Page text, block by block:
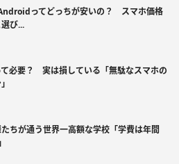
ってどっちが安いの？ スマホ価格
び...
必要？ 実は損している「無駄なスマホの
ちが通う世界一高額な学校「学費は年間